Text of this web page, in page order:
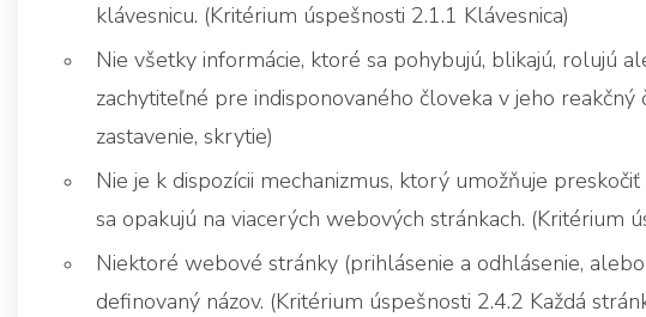
klávesnicu. (Kritérium úspešnosti 2.1.1 Klávesnica)
Nie všetky informácie, ktoré sa pohybujú, blikajú, rolujú
zachytiteľné pre indisponovaného človeka v jeho reakčný
zastavenie, skrytie)
Nie je k dispozícii mechanizmus, ktorý umožňuje
sa opakujú na viacerých webových stránkach. (Kritérium
Niektoré webové stránky (prihlásenie a odhlásenie,
definovaný názov. (Kritérium úspešnosti 2.4.2 Každá